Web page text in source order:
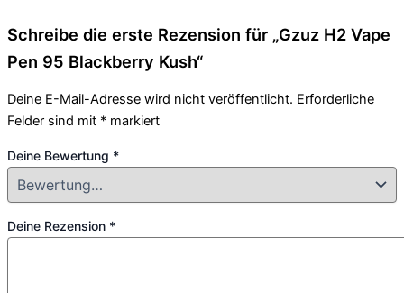
Schreibe die erste Rezension für „Gzuz H2 Vape
Pen 95 Blackberry Kush“
Deine E-Mail-Adresse wird nicht veröffentlicht. Erforderliche
Felder sind mit * markiert
Deine Bewertung *
Deine Rezension *